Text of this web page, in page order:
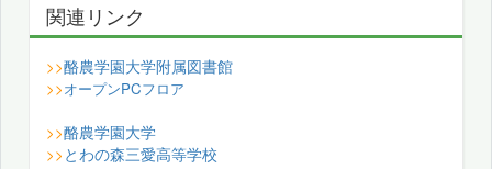
関連リンク
>>酪農学園大学附属図書館
>>オープンPCフロア
>>酪農学園大学
>> とわの森三愛高等学校